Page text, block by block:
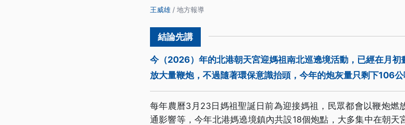
王威雄 / 地方報導
今（2026）年的北港朝天宮迎媽祖南北巡遶境活動，已經在月初
放大量鞭炮，不過隨著環保意識抬頭，今年的炮灰量只剩下106公
每年農曆3月23日媽祖聖誕日前為迎接媽祖，民眾都會以鞭炮燃
通影響等，今年北港媽遶境鎮內共設18個炮點，大多集中在朝天